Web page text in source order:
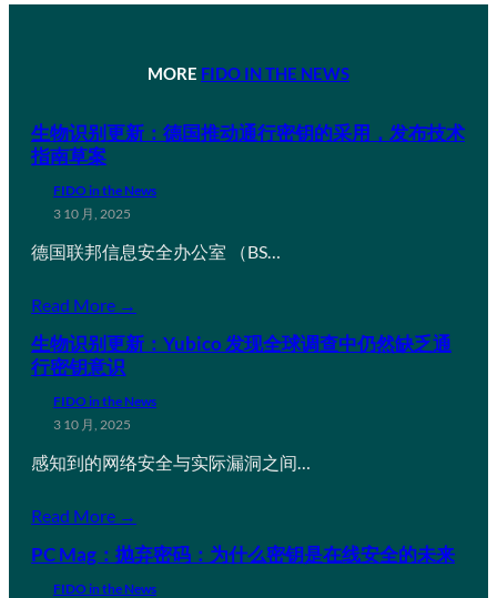
MORE FIDO IN THE NEWS
生物识别更新：德国推动通行密钥的采用，发布技术
指南草案
FIDO in the News
3 10 月, 2025
德国联邦信息安全办公室 （BS…
Read More →
生物识别更新：Yubico 发现全球调查中仍然缺乏通
行密钥意识
FIDO in the News
3 10 月, 2025
感知到的网络安全与实际漏洞之间…
Read More →
PC Mag：抛弃密码：为什么密钥是在线安全的未来
FIDO in the News